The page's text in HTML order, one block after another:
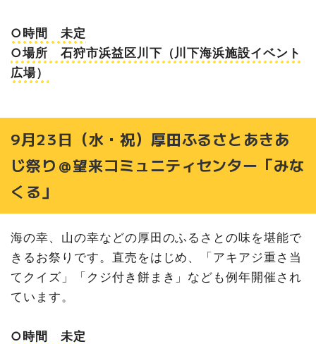
○時間 未定
○場所 石狩市浜益区川下（川下海浜施設イベント
広場）
9月23日（水・祝）厚田ふるさとあきあ
じ祭り＠望来コミュニティセンター「みな
くる」
海の幸、山の幸などの厚田のふるさとの味を堪能で
きるお祭りです。直売をはじめ、「アキアジ重さ当
てクイズ」「クジ付き餅まき」なども例年開催され
ています。
○時間 未定